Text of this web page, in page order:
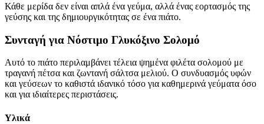
Κάθε μερίδα δεν είναι απλά ένα γεύμα, αλλά ένας εορτασμός της
γεύσης και της δημιουργικότητας σε ένα πιάτο.
Συνταγή για Νόστιμο Γλυκόξινο Σολομό
Αυτό το πιάτο περιλαμβάνει τέλεια ψημένα φιλέτα σολομού με
τραγανή πέτσα και ζωντανή σάλτσα μελιού. Ο συνδυασμός υφών
και γεύσεων το καθιστά ιδανικό τόσο για καθημερινά γεύματα όσο
και για ιδιαίτερες περιστάσεις.
Υλικά